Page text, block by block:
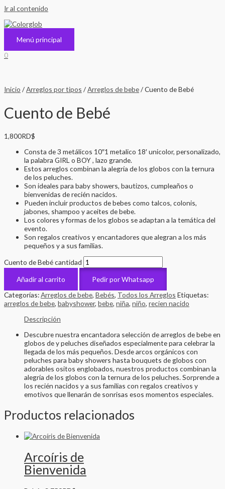
Ir al contenido
Menú principal
0
Inicio /Arreglos por tipos /Arreglos de bebe/ Cuento de Bebé
Cuento de Bebé
1,800RD$
Consta de 3 metálicos 10″1 metalico 18′ unicolor, personalizado,
la palabra GIRL o BOY , lazo grande.
Estos arreglos combinan la alegría de los globos con la ternura
de los peluches.
Son ideales para baby showers, bautizos, cumpleaños o
bienvenidas de recién nacidos.
Pueden incluir productos de bebes como talcos, colonis,
jabones, shampoo y aceites de bebe.
Los colores y formas de los globos se adaptan a la temática del
evento.
Son regalos creativos y encantadores que alegran a los más
pequeños y a sus familias.
Cuento de Bebé cantidad
Añadir al carrito
Pedir por Whatsapp
Categorías:Arreglos de bebe, Bebés, Todos los Arreglos Etiquetas:
arreglos de bebe, babyshower, bebe, niña, niño, recien nacido
Descripción
Descubre nuestra encantadora selección de arreglos de bebe en
globos de y peluches diseñados especialmente para celebrar la
llegada de los más pequeños. Desde arcos orgánicos con
peluches para baby showers hasta bouquets de globos con
adorables ositos englobados, nuestros productos combinan la
alegría de los globos con la ternura de los peluches. Sorprende a
los recién nacidos y a sus familias con regalos creativos y
emotivos que llenarán de sonrisas esos momentos especiales.
Productos relacionados
Arcoíris de
Bienvenida